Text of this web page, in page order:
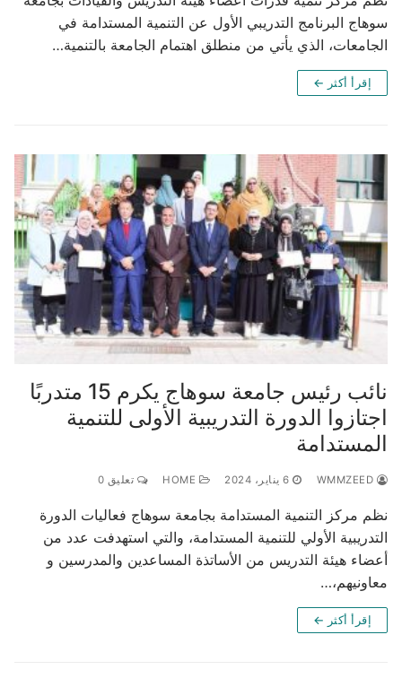
سوهاج البرنامج التدريبي الأول عن التنمية المستدامة في
الجامعات، الذي يأتي من منطلق اهتمام الجامعة بالتنمية…
إقرأ أكثر ←
نائب رئيس جامعة سوهاج يكرم 15 متدربًا
اجتازوا الدورة التدريبية الأولى للتنمية
المستدامة
6 يناير، 2024 تعليق 0
نظم مركز التنمية المستدامة بجامعة سوهاج فعاليات الدورة
التدريبية الأولي للتنمية المستدامة، والتي استهدفت عدد من
أعضاء هيئة التدريس من الأساتذة المساعدين والمدرسين و
معاونيهم،…
إقرأ أكثر ←